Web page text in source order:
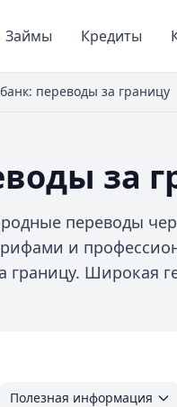
Займы Кредиты
переводы за границу
за
переводы
и
границу. Широкая
Полезная информация